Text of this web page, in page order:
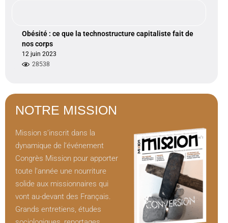
Obésité : ce que la technostructure capitaliste fait de
nos corps
12 juin 2023
28538
NOTRE MISSION
Mission s’inscrit dans la
dynamique de l’événement
Congrès Mission pour apporter
toute l’année une nourriture
solide aux missionnaires qui
vont au-devant des Français.
Grands entretiens, études